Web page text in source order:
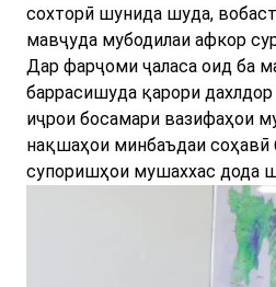
сохторӣ шунида шуда,
мавҷуда мубодилаи афкор
Дар фарҷоми ҷаласа оид ба
баррасишуда қарори дахлдор
иҷрои босамари вазифаҳои
нақшаҳои минбаъдаи соҳавӣ
супоришҳои мушаххас дода